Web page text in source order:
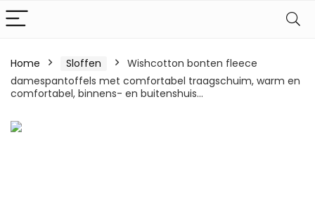
Home Sloffen
Wishcotton bonten fleece
damespantoffels met comfortabel traagschuim, warm en
comfortabel, binnens- en buitenshuis…